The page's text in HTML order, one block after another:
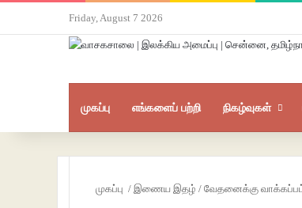
Friday, August 7 2026
முகப்பு எங்களைப் பற்றி நிகழ்வுகள்
முகப்பு / இணைய இதழ் / வேதனைக்கு